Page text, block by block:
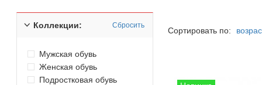
Коллекции: Сбросить
Мужская обувь
Женская обувь
Подростковая обувь
Сортировать по: